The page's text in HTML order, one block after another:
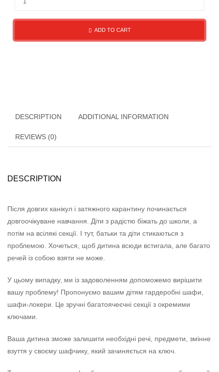
ADD TO CART
DESCRIPTION ADDITIONAL INFORMATION
REVIEWS (0)
DESCRIPTION
Після довгих канікул і затяжного карантину починається
довгоочікуване навчання. Діти з радістю біжать до школи, а
потім на всілякі секції. І тут, батьки та діти стикаються з
проблемою. Хочеться, щоб дитина всюди встигала, але багато
речей із собою взяти не може.
У цьому випадку, ми із задоволенням допоможемо вирішити
вашу проблему! Пропонуємо вашим дітям гардеробні шафи,
шафи-локери. Це зручні багатоячеєчні секції з окремими
ключами.
Ваша дитина зможе залишити необхідні речі, предмети, змінне
взуття у своєму шафчику, який зачиняється на ключ.